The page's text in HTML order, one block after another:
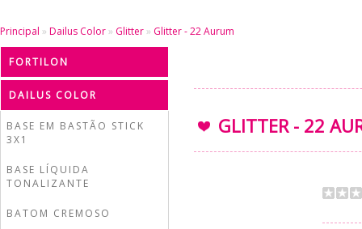
Principal » Dailus Color » Glitter » Glitter - 22 Aurum
FORTILON
DAILUS COLOR
BASE EM BASTÃO STICK
3X1
BASE LÍQUIDA
TONALIZANTE
BATOM CREMOSO
GLITTER - 22